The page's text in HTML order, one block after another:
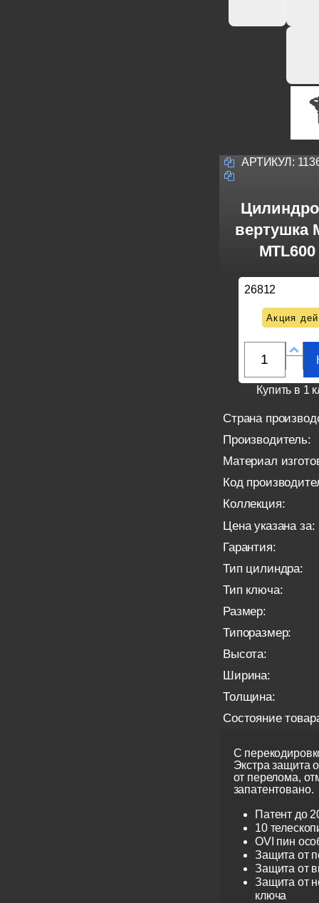
АРТИКУЛ:
вертушка
26812
Акция
Купить в 1
Страна
Производитель:
Материал
Код
Коллекция:
Цена указана за:
Гарантия:
Тип цилиндра:
Тип ключа:
Размер:
Типоразмер:
Высота:
Ширина:
Толщина:
Состояние
С
Экстра защита
от перелома,
запатентовано.
Патент до
10
OVI пин
Защита от
Защита от
Защита от
ключа